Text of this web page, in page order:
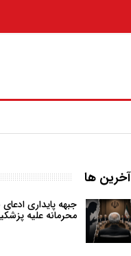
آخرین ها
جبهه پایداری
محرمانه علیه